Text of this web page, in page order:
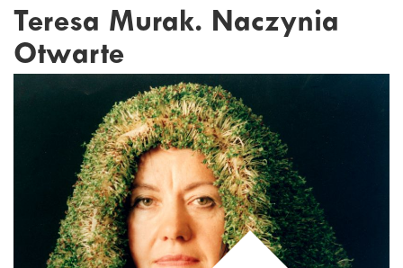
Teresa Murak. Naczynia
Otwarte